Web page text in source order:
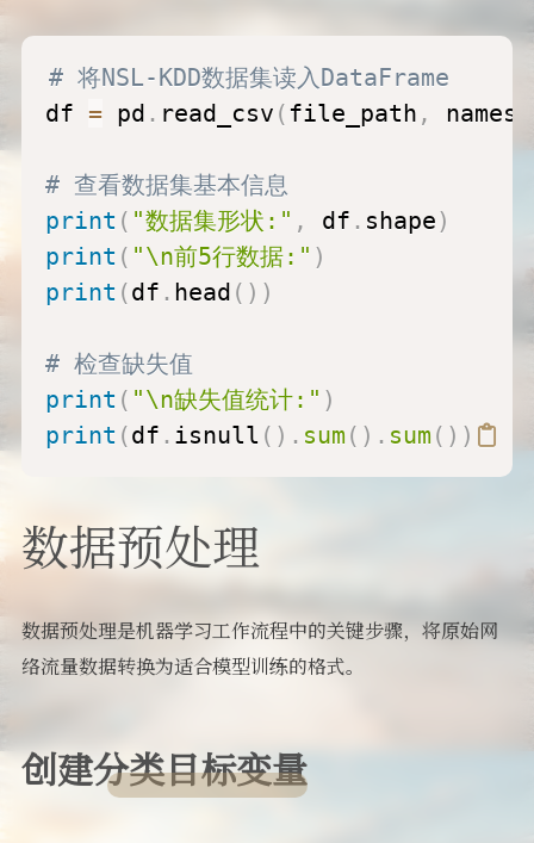
# 将NSL-KDD数据集读入DataFrame
df = pd . read_csv (file_path , names
# 查看数据集基本信息
print ( "数据集形状:" , df . shape)
print ( "\n前5行数据:" )
print (df . head ( ) )
# 检查缺失值
print ( "\n缺失值统计:" )
print (df . isnull ( ) . sum ( ) . sum ( ) )
数据预处理
数据预处理是机器学习工作流程中的关键步骤，将原始网
络流量数据转换为适合模型训练的格式。
创建分类目标变量